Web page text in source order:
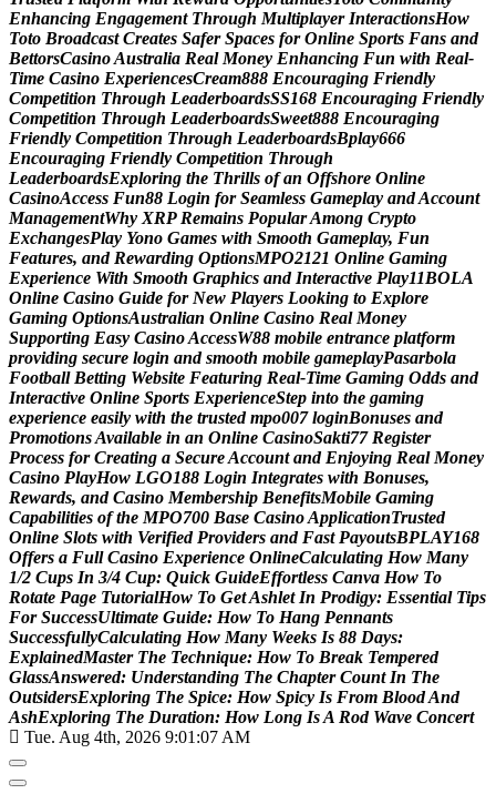
Enhancing Engagement Through Multiplayer InteractionsHow
Toto Broadcast Creates Safer Spaces for Online Sports Fans and
BettorsCasinoAustralia Real Money Enhancing Fun with Real-
Time Casino ExperiencesCream888 Encouraging Friendly
Competition Through LeaderboardsSS168 Encouraging Friendly
Competition Through LeaderboardsSweet888 Encouraging
Friendly Competition Through LeaderboardsBplay666
Encouraging Friendly Competition Through
LeaderboardsExploring the Thrills of an Offshore Online
CasinoAccess Fun88 Login for Seamless Gameplay andAccount
ManagementWhy XRP Remains PopularAmong Crypto
ExchangesPlay Yono Games with Smooth Gameplay, Fun
Features, and Rewarding OptionsMPO2121 Online Gaming
Experience With Smooth Graphics and Interactive Play11BOLA
Online Casino Guide for New Players Looking to Explore
Gaming OptionsAustralian Online Casino Real Money
Supporting Easy CasinoAccessW88 mobile entrance platform
providing secure login and smooth mobile gameplayPasarbola
Football Betting Website Featuring Real-Time Gaming Odds and
Interactive Online Sports ExperienceStep into the gaming
experience easily with the trusted mpo007 loginBonuses and
PromotionsAvailable in an Online CasinoSakti77 Register
Process for Creating a SecureAccount and Enjoying Real Money
Casino PlayHow LGO188 Login Integrates with Bonuses,
Rewards, and Casino Membership BenefitsMobile Gaming
Capabilities of the MPO700 Base CasinoApplicationTrusted
Online Slots with Verified Providers and Fast PayoutsBPLAY168
Offers a Full Casino Experience OnlineCalculating How Many
1/2 Cups In 3/4 Cup: Quick GuideEffortless Canva How To
Rotate Page TutorialHow To GetAshlet In Prodigy: Essential Tips
For SuccessUltimate Guide: How To Hang Pennants
SuccessfullyCalculating How Many Weeks Is 88 Days:
ExplainedMaster The Technique: How To Break Tempered
GlassAnswered: Understanding The Chapter Count In The
OutsidersExploring The Spice: How Spicy Is From BloodAnd
AshExploring The Duration: How Long IsA Rod Wave Concert
Tue. Aug 4th, 2026 9:01:08 AM